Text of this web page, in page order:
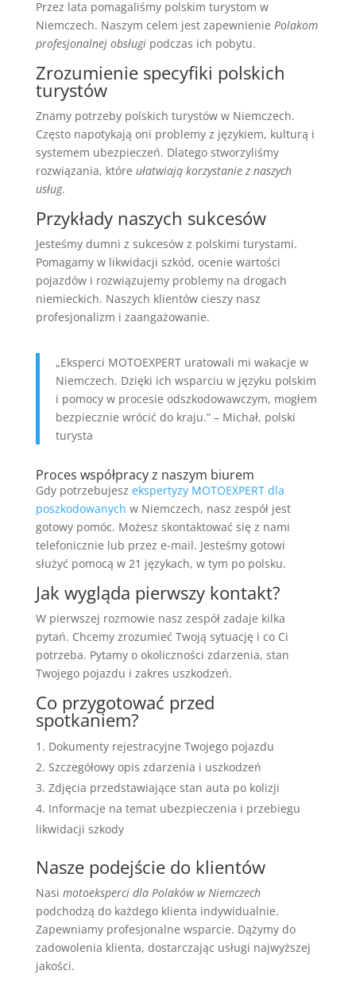
Przez lata pomagaliśmy polskim turystom w
Niemczech. Naszym celem jest zapewnienie Polakom
profesjonalnej obsługipodczas ich pobytu.
Zrozumienie specyfiki polskich
turystów
Znamy potrzeby polskich turystów w Niemczech.
Często napotykają oni problemy z językiem, kulturą i
systemem ubezpieczeń. Dlatego stworzyliśmy
rozwiązania, które ułatwiają korzystanie z naszych
usług.
Przykłady naszych sukcesów
Jesteśmy dumni z sukcesów z polskimi turystami.
Pomagamy w likwidacji szkód, ocenie wartości
pojazdów i rozwiązujemy problemy na drogach
niemieckich. Naszych klientów cieszy nasz
profesjonalizm i zaangażowanie.
„Eksperci MOTOEXPERT uratowali mi wakacje w
Niemczech. Dzięki ich wsparciu w języku polskim
i pomocy w procesie odszkodowawczym, mogłem
bezpiecznie wrócić do kraju.” – Michał, polski
turysta
Proces współpracy z naszym biurem
Gdy potrzebujesz ekspertyzy MOTOEXPERT dla
poszkodowanych w Niemczech, nasz zespół jest
gotowy pomóc. Możesz skontaktować się z nami
telefonicznie lub przez e-mail. Jesteśmy gotowi
służyć pomocą w 21 językach, w tym po polsku.
Jak wygląda pierwszy kontakt?
W pierwszej rozmowie nasz zespół zadaje kilka
pytań. Chcemy zrozumieć Twoją sytuację i co Ci
potrzeba. Pytamy o okoliczności zdarzenia, stan
Twojego pojazdu i zakres uszkodzeń.
Co przygotować przed
spotkaniem?
Dokumenty rejestracyjne Twojego pojazdu
Szczegółowy opis zdarzenia i uszkodzeń
Zdjęcia przedstawiające stan auta po kolizji
Informacje na temat ubezpieczenia i przebiegu
likwidacji szkody
Nasze podejście do klientów
Nasi motoeksperci dla Polaków w Niemczech
podchodzą do każdego klienta indywidualnie.
Zapewniamy profesjonalne wsparcie. Dążymy do
zadowolenia klienta, dostarczając usługi najwyższej
jakości.